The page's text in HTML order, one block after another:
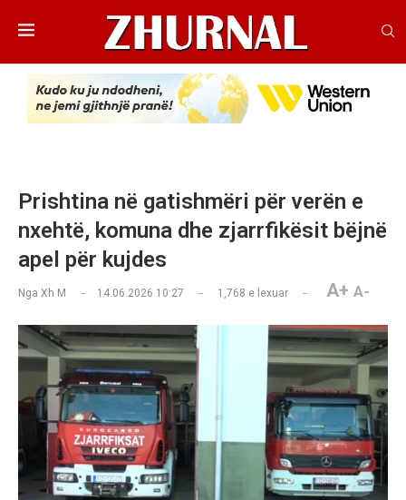
Prishtina në gatishmëri për verën e
nxehtë, komuna dhe zjarrfikësit bëjnë
apel për kujdes
Nga Xh M 14.06.2026 10:27 1,768 e lexuar A+ A-